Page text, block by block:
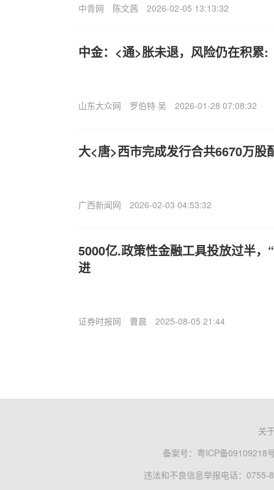
中青网 陈文茜 2026-02-05 13:13:32
中金：<通>胀未退，风险仍在积累:
山东大众网 罗伯特·吴 2026-01-28 07:08:32
大<唐>西市完成发行合共6670万股
广西新闻网 2026-02-03 04:53:32
5000亿.政策性金融工具投放过半，
进
证券时报网 曹晨 2025-08-05 21:44
关
备案号： 粤ICP备09109218
违法和不良信息举报电话：0755-